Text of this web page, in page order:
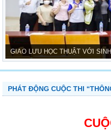
GIAO LƯU HỌC THUẬT VỚI
PHÁT ĐỘNG CUỘC THI